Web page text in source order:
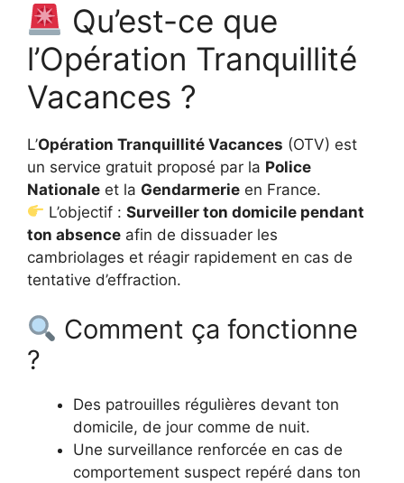
Qu’est-ce que
l’Opération Tranquillité
Vacances ?
L’Opération Tranquillité Vacances (OTV) est
un service gratuit proposé par la Police
Nationale et la Gendarmerie en France.
L’objectif :Surveiller ton domicile pendant
ton absence afin de dissuader les
cambriolages et réagir rapidement en cas de
tentative d’effraction.
Comment ça fonctionne
?
Des patrouilles régulières devant ton
domicile, de jour comme de nuit.
Une surveillance renforcée en cas de
comportement suspect repéré dans ton